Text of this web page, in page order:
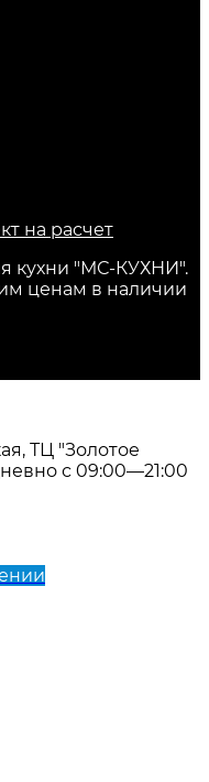
на расчет
кухни "МС-КУХНИ".
ценам в наличии
ТЦ "Золотое
с 09:00—21:00